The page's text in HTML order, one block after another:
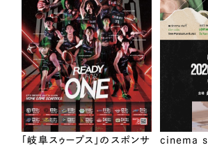
「岐阜スゥープス」のスポンサ
cinema